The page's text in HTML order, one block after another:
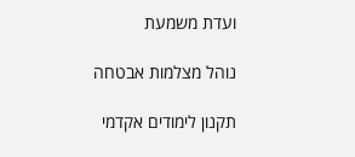
ועדת משמעת
נוהל מצלמות אבטחה
תקנון לימודים אקדמי